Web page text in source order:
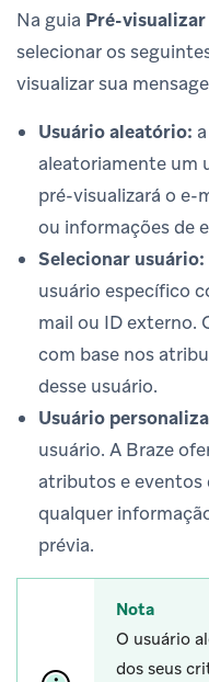
Na guia Pré-
selecionar os
visualizar sua
Usuário aleatório:
aleatoriamente um
pré-visualizará o e-
ou informações de
Selecionar usuário:
usuário específico
mail ou ID externo.
com base nos
desse usuário.
Usuário
usuário. A Braze
atributos e eventos
qualquer
prévia.
Nota
O usuário
dos seus